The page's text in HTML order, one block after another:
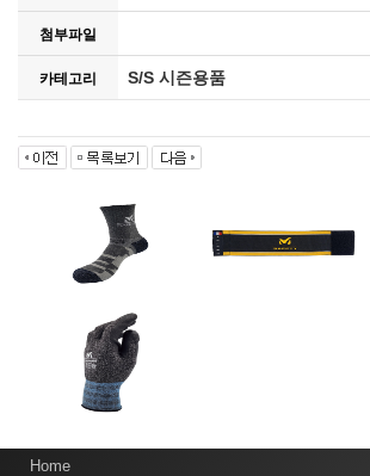
첨부파일
카테고리 S/S 시즌용품
Home